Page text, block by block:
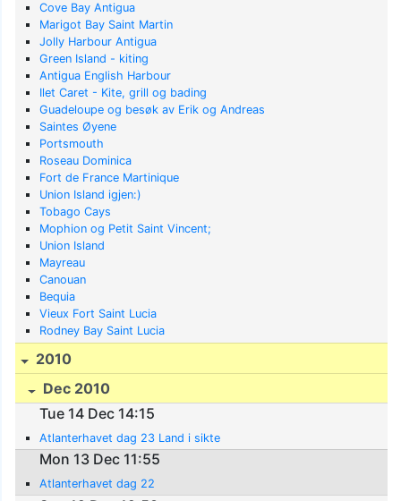
Cove Bay Antigua
Marigot Bay Saint Martin
Jolly Harbour Antigua
Green Island - kiting
Antigua English Harbour
Ilet Caret - Kite, grill og bading
Guadeloupe og besøk av Erik og Andreas
Saintes Øyene
Portsmouth
Roseau Dominica
Fort de France Martinique
Union Island igjen:)
Tobago Cays
Mophion og Petit Saint Vincent;
Union Island
Mayreau
Canouan
Bequia
Vieux Fort Saint Lucia
Rodney Bay Saint Lucia
2010
Dec 2010
Tue 14 Dec 14:15
Atlanterhavet dag 23 Land i sikte
Mon 13 Dec 11:55
Atlanterhavet dag 22